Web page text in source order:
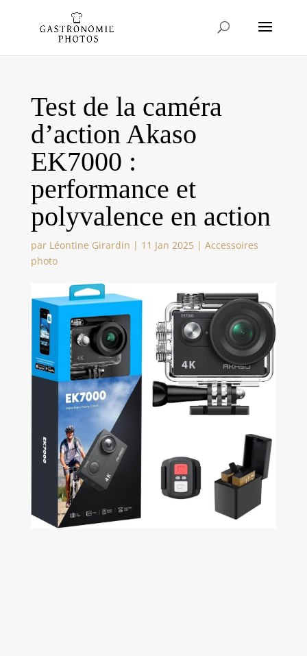
Test de la caméra
d’action Akaso
EK7000 :
performance et
polyvalence en action
par Léontine Girardin | 11 Jan 2025| Accessoires
photo